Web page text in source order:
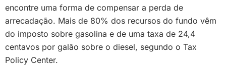
encontre uma forma de compensar a perda de
arrecadação. Mais de 80% dos recursos do fundo vêm
do imposto sobre gasolina e de uma taxa de 24,4
centavos por galão sobre o diesel, segundo o Tax
Policy Center.